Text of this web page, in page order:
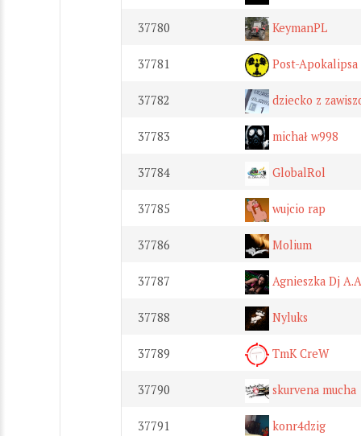
37780 KeymanPL
37781 Post-Apokalipsa
37782 dziecko z
37783 michał w998
37784 GlobalRol
37785 wujcio rap
37786 Molium
37787 Agnieszka Dj
37788 Nyluks
37789 TmK CreW
37790 skurvena mucha
37791 konr4dzig